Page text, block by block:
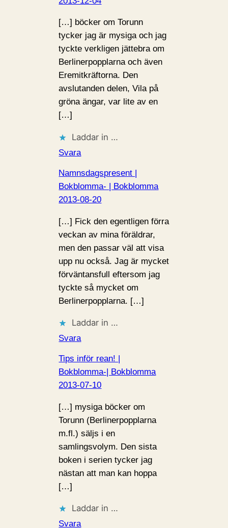
[…] böcker om Torunn
tycker jag är mysiga och jag
tyckte verkligen jättebra om
Berlinerpopplarna och även
Eremitkräftorna. Den
avslutanden delen, Vila på
gröna ängar, var lite av en
[…]
Laddar in …
Svara
Namnsdagspresent |
Bokblomma- | Bokblomma
2013-08-20
[…] Fick den egentligen förra
veckan av mina föräldrar,
men den passar väl att visa
upp nu också. Jag är mycket
förväntansfull eftersom jag
tyckte så mycket om
Berlinerpopplarna. […]
Laddar in …
Svara
Tips inför rean! |
Bokblomma-| Bokblomma
2013-07-10
[…] mysiga böcker om
Torunn (Berlinerpopplarna
m.fl.) säljs i en
samlingsvolym. Den sista
boken i serien tycker jag
nästan att man kan hoppa
[…]
Laddar in …
Svara